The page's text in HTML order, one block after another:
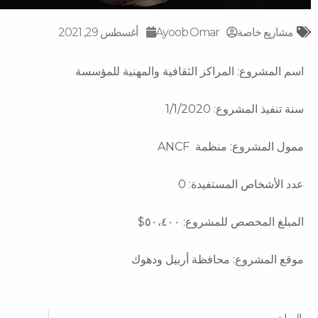
مشاريع خاصة Ayoob Omar أغسطس 29, 2021
اسم المشروع: المراكز الثقافية والمهنية للمؤسسة
سنة تنفيذ المشروع: 1/1/2020
ممول المشروع: منظمة ANCF
عدد الأشخاص المستفيدة: 0
المبلغ المخصص للمشروع: ٥٠،٤٠٠$
موقع المشروع: محافظة أربيل ودهوك